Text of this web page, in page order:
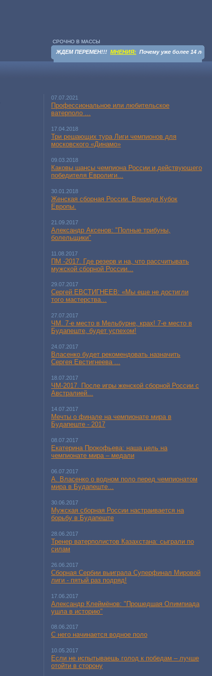
СРОЧНО В МАССЫ
ЖДЕМ ПЕРЕМЕН!!! МНЕНИЯ:Почему уже более 14 лет
07.07.2021
Профессиональное или любительское
ватерполо ...
17.04.2018
Три решающих тура Лиги чемпионов для
московского «Динамо»
09.03.2018
Каковы шансы чемпиона России и действующего
победителя Евролиги...
30.01.2018
Женская сборная России. Впереди Кубок
Европы.
21.09.2017
Александр Аксенов: "Полные трибуны,
болельщики"
11.08.2017
ПМ -2017. Где резерв и на, что рассчитывать
мужской сборной России...
29.07.2017
Сергей ЕВСТИГНЕЕВ: «Мы еще не достигли
того мастерства...
27.07.2017
ЧМ. 7-е место в Мельбурне, крах! 7-е место в
Будапеште, будет успехом!
24.07.2017
Власенко будет рекомендовать назначить
Сергея Евстигнеева ...
18.07.2017
ЧМ-2017. После игры женской сборной России с
Австралией...
14.07.2017
Мечты о финале на чемпионате мира в
Будапеште - 2017
08.07.2017
Екатерина Прокофьева: наша цель на
чемпионате мира – медали
06.07.2017
А. Власенко о водном поло перед чемпионатом
мира в Будапеште...
30.06.2017
Мужская сборная России настраивается на
борьбу в Будапеште
28.06.2017
Тренер ватерполистов Казахстана: сыграли по
силам
26.06.2017
Сборная Сербии выиграла Суперфинал Мировой
лиги - пятый раз подряд!
17.06.2017
Александр Клеймёнов: "Прошедшая Олимпиада
ушла в историю"
08.06.2017
С него начинается водное поло
10.05.2017
Если не испытываешь голод к победам – лучше
отойти в сторону